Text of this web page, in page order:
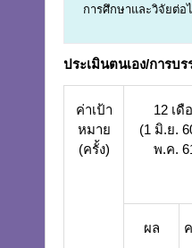
การศึกษาและวิจัยต่อ
ประเมินตนเอง/การบ
ค่าเป้า
หมาย
(ครั้ง)
12 เดื
(1 มิ.ย.
พ.ค.
ผล